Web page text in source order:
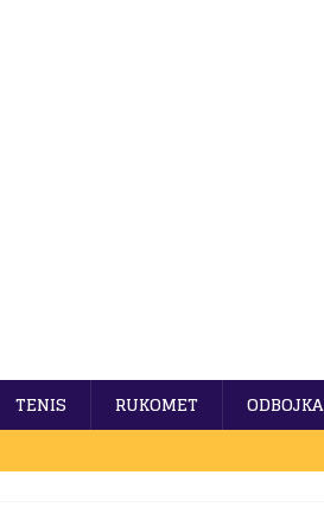
TENIS RUKOMET ODBOJKA